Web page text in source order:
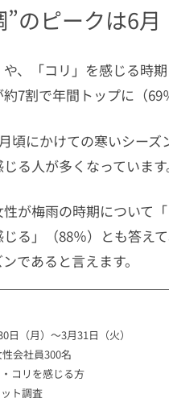
イヒシリーズ製品紹介
のピークは6月
、「コリ」を感じる時
7割で年間トップに（69
頃にかけての寒いシー
る人が多くなっています
が梅雨の時期について
る」（88％）とも答え
であると言えます。
日（月）～3月31日（火）
会社員300名
コリを感じる方
ト調査